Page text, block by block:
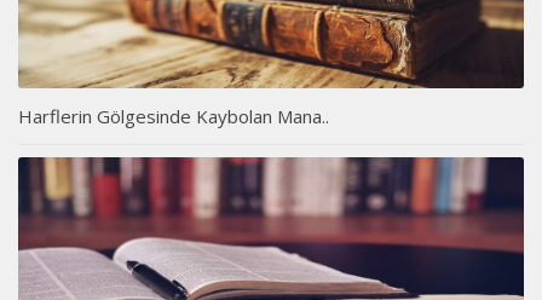
Harflerin Gölgesinde Kaybolan Mana..